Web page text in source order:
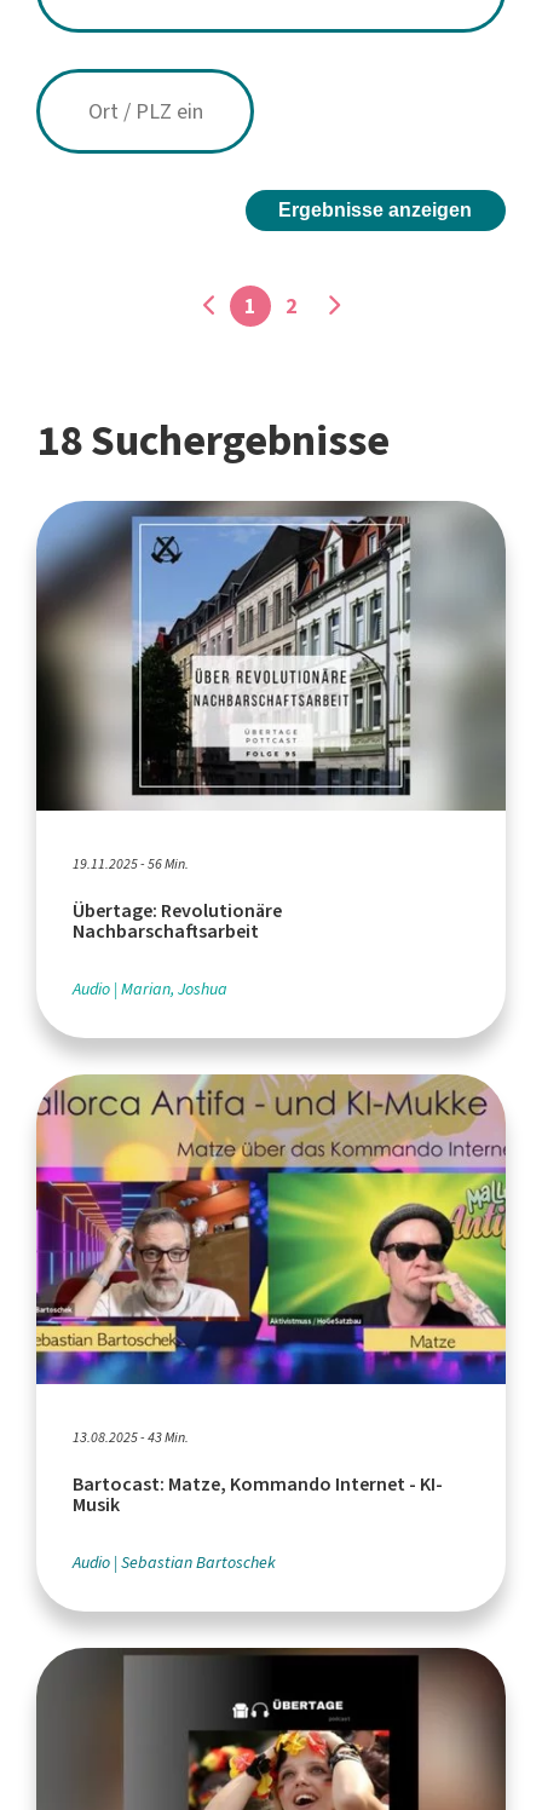
Ergebnisse anzeigen
1 2
18 Suchergebnisse
19.11.2025 - 56 Min.
Übertage: Revolutionäre
Nachbarschaftsarbeit
Audio Marian, Joshua
13.08.2025 - 43 Min.
Bartocast: Matze, Kommando Internet - KI-
Musik
Audio Sebastian Bartoschek